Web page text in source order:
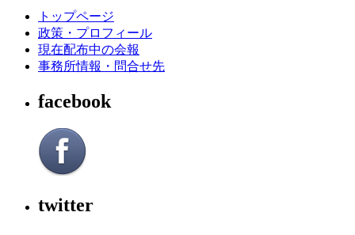
トップページ
政策・プロフィール
現在配布中の会報
事務所情報・問合せ先
facebook
twitter